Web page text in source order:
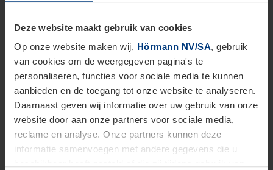
Deze website maakt gebruik van cookies
Op onze website maken wij, Hörmann NV/SA, gebruik
van cookies om de weergegeven pagina's te
personaliseren, functies voor sociale media te kunnen
aanbieden en de toegang tot onze website te analyseren.
Daarnaast geven wij informatie over uw gebruik van onze
website door aan onze partners voor sociale media,
reclame en analyse. Onze partners kunnen deze
informatie samenvoegen met andere gegevens die u